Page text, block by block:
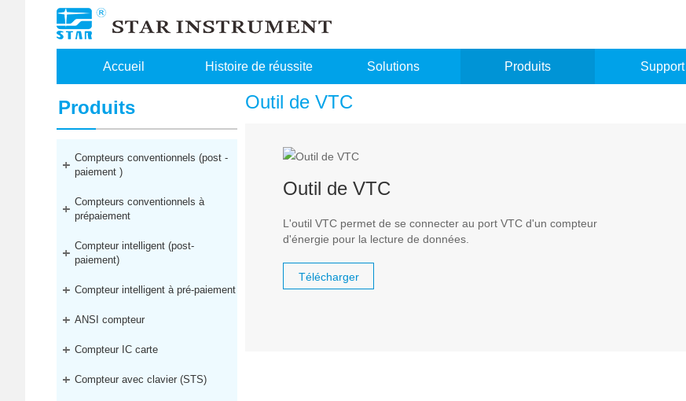
Accueil Histoire de réussite Solutions Produits Support
Produits
Compteur d’énergie intelligent
Compteurs conventionnels (post -
paiement )
Compteurs conventionnels à
prépaiement
Compteur intelligent (post-
paiement)
Compteur intelligent à pré-paiement
ANSI compteur
Compteur IC carte
Compteur avec clavier (STS)
Outil de VTC
Outil de VTC
L'outil VTC permet de se connecter au port VTC d'un compteur
d'énergie pour la lecture de données.
Télécharger